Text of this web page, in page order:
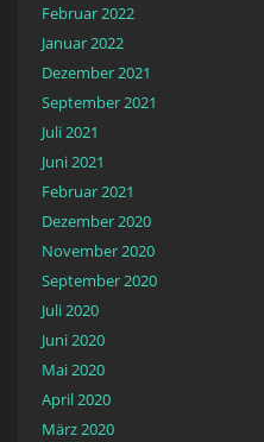
Februar 2022
Januar 2022
Dezember 2021
September 2021
Juli 2021
Juni 2021
Februar 2021
Dezember 2020
November 2020
September 2020
Juli 2020
Juni 2020
Mai 2020
April 2020
März 2020